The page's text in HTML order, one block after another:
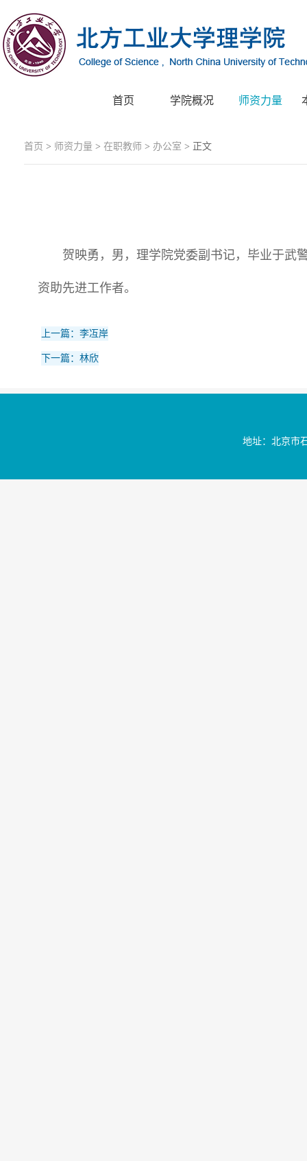
首页 学院概况 师资力量
首页 > 师资力量 > 在职教师 > 办公室 > 正文
贺映勇，男，理学院党委副书记，毕业于武
资助先进工作者。
上一篇：李冱岸
下一篇：林欣
地址：北京市